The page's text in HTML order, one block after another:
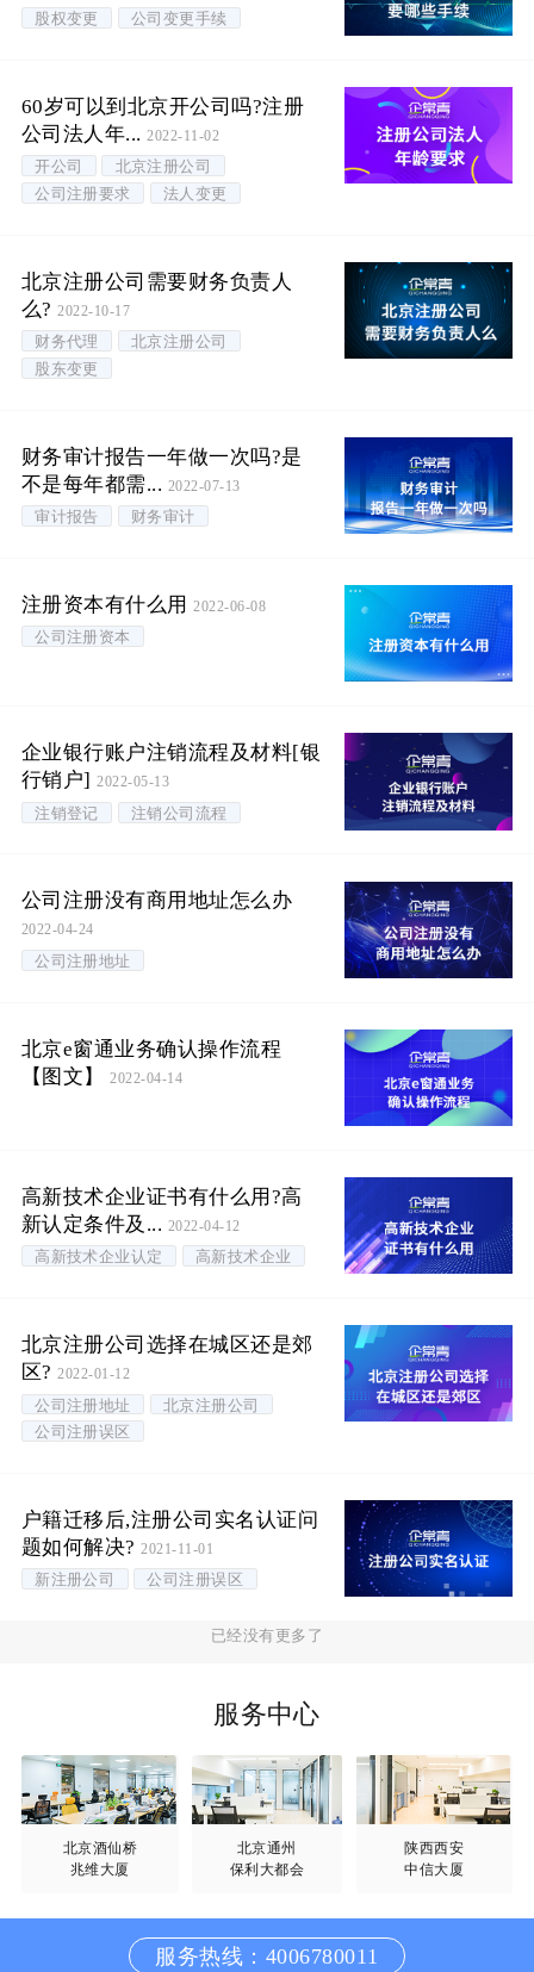
股权变更 公司变更手续
60岁可以到北京开公司吗?注册
公司法人年...2022-11-02
开公司
北京注册公司
公司注册要求
法人变更
北京注册公司需要财务负责人
么? 2022-10-17
财务代理
北京注册公司
股东变更
财务审计报告一年做一次吗?是
不是每年都需... 2022-07-13
审计报告 财务审计
注册资本有什么用2022-06-08
公司注册资本
企业银行账户注销流程及材料[银
行销户]2022-05-13
注销登记 注销公司流程
公司注册没有商用地址怎么办
2022-04-24
公司注册地址
北京e窗通业务确认操作流程
【图文】
2022-04-14
高新技术企业证书有什么用?高
新认定条件及... 2022-04-12
高新技术企业认定 高新技术企业
北京注册公司选择在城区还是郊
区?2022-01-12
公司注册地址
北京注册公司
公司注册误区
户籍迁移后,注册公司实名认证问
题如何解决?2021-11-01
新注册公司 公司注册误区
已经没有更多了
服务中心
北京酒仙桥
兆维大厦
北京通州
保利大都会
陕西西安
中信大厦
服务热线：4006780011